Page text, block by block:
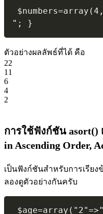
"; }
ตัวอย่างผลลัพธ์ที่ได้ คือ
22
11
6
4
2
การใช้ฟังก์ชัน asort()
in Ascending Order,
เป็นฟังก์ชันสำหรับการเรียง
ลองดูตัวอย่างกันครับ